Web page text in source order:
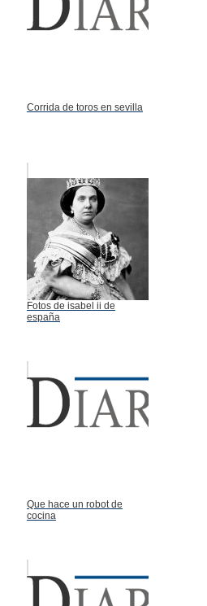
Corrida de toros en sevilla
Fotos de isabel ii de
españa
Que hace un robot de
cocina